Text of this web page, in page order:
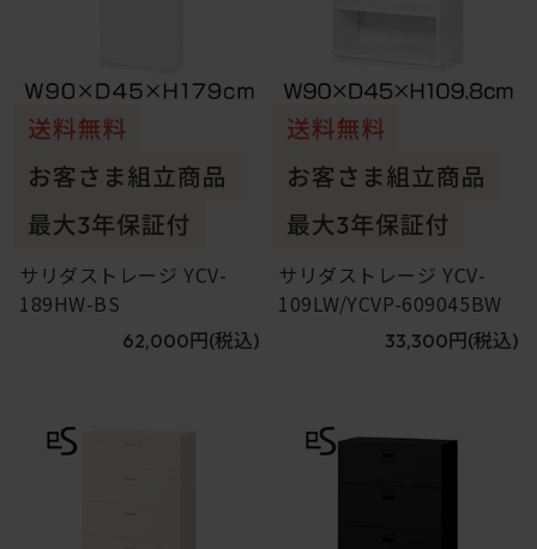
サリダストレージ YCV-
189HW-BS
62,000円 (税込)
サリダストレージ YCV-
109LW/YCVP-609045BW
33,300円 (税込)